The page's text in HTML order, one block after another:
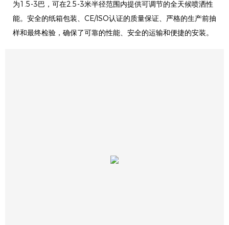
为1.5-3巴，可在2.5-3米半径范围内提供可调节的全天候喷洒性
能。安全的纸箱包装、CE/ISO认证的质量保证、严格的生产前抽
样和最终检验，确保了可靠的性能、安全的运输和便捷的安装。